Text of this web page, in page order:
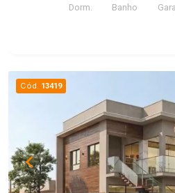
Dorm. Banho
Cód. 13419